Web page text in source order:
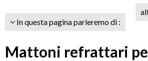
In questa pagina parleremo di :
Mattoni refrattari